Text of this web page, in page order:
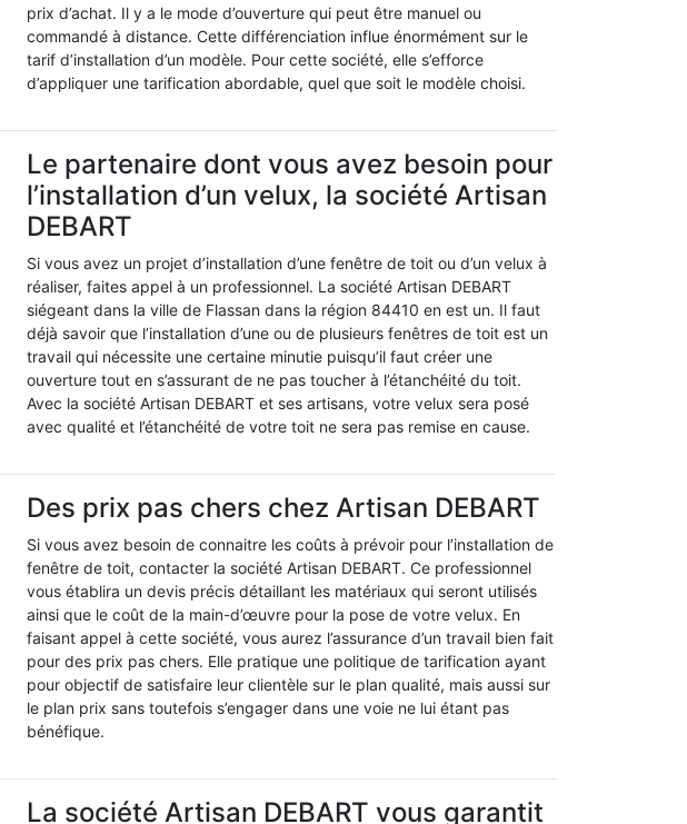
prix d’achat. Il y a le mode d’ouverture qui peut être manuel ou
commandé à distance. Cette différenciation influe énormément sur le
tarif d’installation d’un modèle. Pour cette société, elle s’efforce
d’appliquer une tarification abordable, quel que soit le modèle choisi.
Le partenaire dont vous avez besoin pour
l’installation d’un velux, la société Artisan
DEBART
Si vous avez un projet d’installation d’une fenêtre de toit ou d’un velux à
réaliser, faites appel à un professionnel. La société Artisan DEBART
siégeant dans la ville de Flassan dans la région 84410 en est un. Il faut
déjà savoir que l’installation d’une ou de plusieurs fenêtres de toit est un
travail qui nécessite une certaine minutie puisqu’il faut créer une
ouverture tout en s’assurant de ne pas toucher à l’étanchéité du toit.
Avec la société Artisan DEBART et ses artisans, votre velux sera posé
avec qualité et l’étanchéité de votre toit ne sera pas remise en cause.
Des prix pas chers chez Artisan DEBART
Si vous avez besoin de connaitre les coûts à prévoir pour l’installation de
fenêtre de toit, contacter la société Artisan DEBART. Ce professionnel
vous établira un devis précis détaillant les matériaux qui seront utilisés
ainsi que le coût de la main-d’œuvre pour la pose de votre velux. En
faisant appel à cette société, vous aurez l’assurance d’un travail bien fait
pour des prix pas chers. Elle pratique une politique de tarification ayant
pour objectif de satisfaire leur clientèle sur le plan qualité, mais aussi sur
le plan prix sans toutefois s’engager dans une voie ne lui étant pas
bénéfique.
La société Artisan DEBART vous garantit